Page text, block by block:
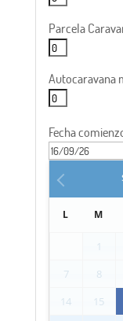
Parcela
Autocaravana
Fecha
L M
1
7
8
14
15